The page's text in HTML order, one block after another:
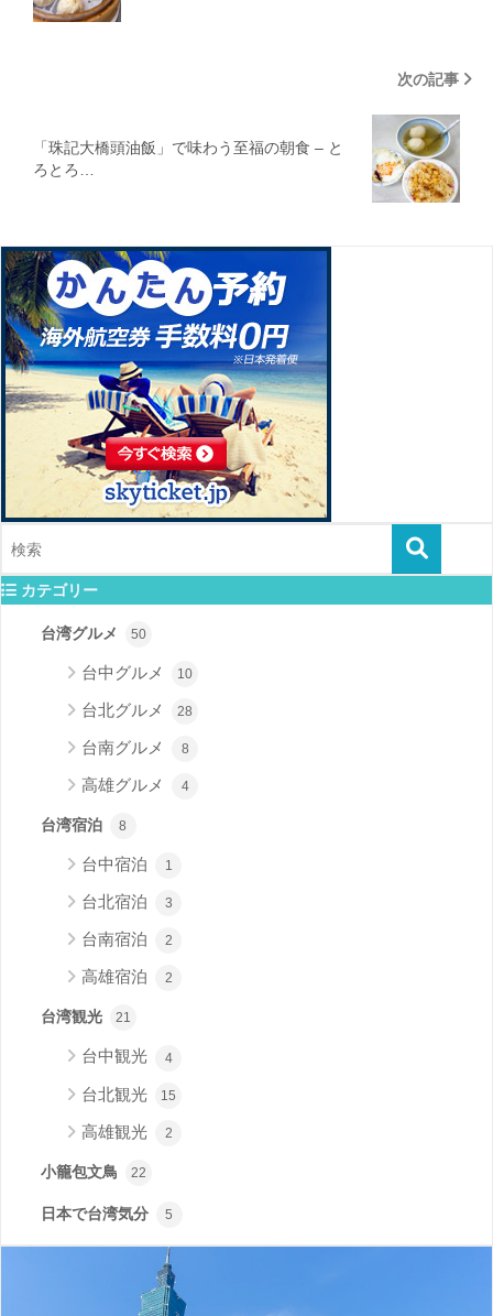
次の記事
「珠記大橋頭油飯」で味わう至福の朝食 – と
ろとろ…
カテゴリー
台湾グルメ 50
台中グルメ 10
台北グルメ 28
台南グルメ 8
高雄グルメ 4
台湾宿泊 8
台中宿泊 1
台北宿泊 3
台南宿泊 2
高雄宿泊 2
台湾観光 21
台中観光 4
台北観光 15
高雄観光 2
小籠包文鳥 22
日本で台湾気分 5